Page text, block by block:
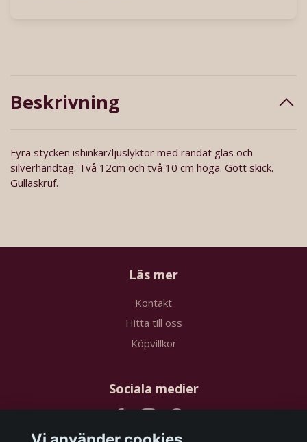
Beskrivning
Fyra stycken ishinkar/ljuslyktor med randat glas och
silverhandtag. Två 12cm och två 10 cm höga. Gott skick.
Gullaskruf.
Läs mer
Kontakt
Hitta till oss
Köpvillkor
Sociala medier